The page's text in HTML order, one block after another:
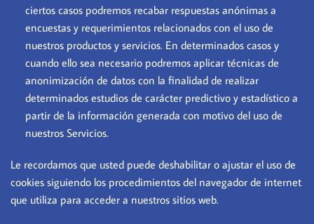
ciertos casos podremos recabar respuestas anónimas a
encuestas y requerimientos relacionados con el uso de
nuestros productos y servicios. En determinados casos y
cuando ello sea necesario podremos aplicar técnicas de
anonimización de datos con la finalidad de realizar
determinados estudios de carácter predictivo y estadístico a
partir de la información generada con motivo del uso de
nuestros Servicios.
Le recordamos que usted puede deshabilitar o ajustar el uso de
cookies siguiendo los procedimientos del navegador de internet
que utiliza para acceder a nuestros sitios web.